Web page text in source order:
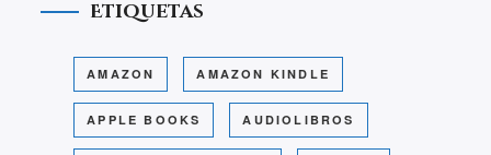
Etiquetas
AMAZON AMAZON KINDLE
APPLE BOOKS AUDIOLIBROS